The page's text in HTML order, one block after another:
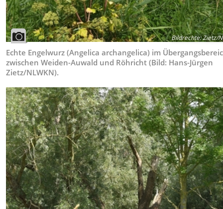
Bildrechte:Zietz/
Echte Engelwurz (Angelica archangelica) im
zwischen Weiden-Auwald und Röhricht (Bild: Hans-Jürgen
Zietz/NLWKN).